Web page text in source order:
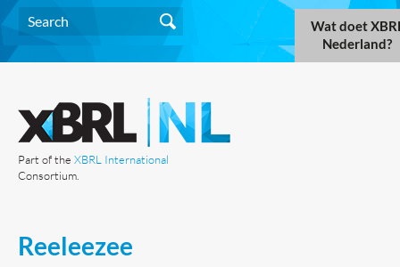
Wat doet
Nederland?
Part of the XBRL International
Consortium.
Reeleezee